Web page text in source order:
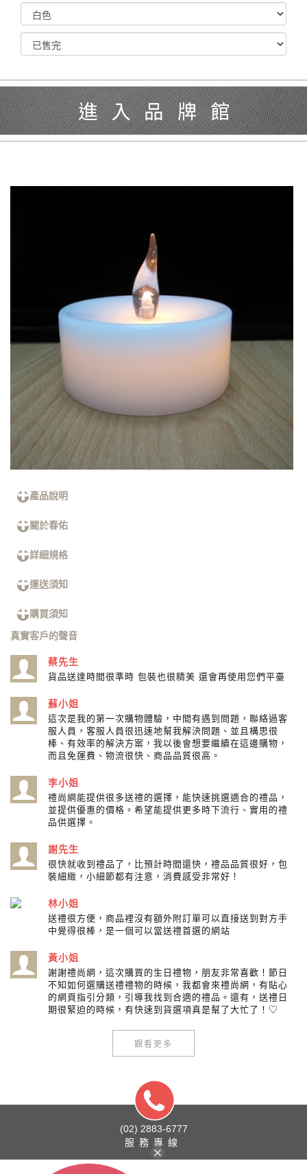
產品說明
關於春佑
詳細規格
運送須知
購買須知
真實客戶的聲音
蔡先生
貨品送達時間很準時 包裝也很精美 還會再使用您們平臺
蘇小姐
這次是我的第一次購物體驗，中間有遇到問題，聯絡過客
服人員，客服人員很迅速地幫我解決問題、並且構思很
棒、有效率的解決方案，我以後會想要繼續在這邊購物，
而且免運費、物流很快、商品品質很高。
李小姐
禮尚網能提供很多送禮的選擇，能快速挑選適合的禮品，
並提供優惠的價格。希望能提供更多時下流行、實用的禮
品供選擇。
謝先生
很快就收到禮品了，比預計時間還快，禮品品質很好，包
裝細緻，小細節都有注意，消費感受非常好！
林小姐
送禮很方便，商品裡沒有額外附訂單可以直接送到對方手
中覺得很棒，是一個可以當送禮首選的網站
黃小姐
謝謝禮尚網，這次購買的生日禮物，朋友非常喜歡！節日
不知如何選購送禮禮物的時候，我都會來禮尚網，有貼心
的網頁指引分類，引導我找到合適的禮品。還有，送禮日
期很緊迫的時候，有快速到貨選項真是幫了大忙了！♡
觀看更多
(02) 2883-6777
服務專線